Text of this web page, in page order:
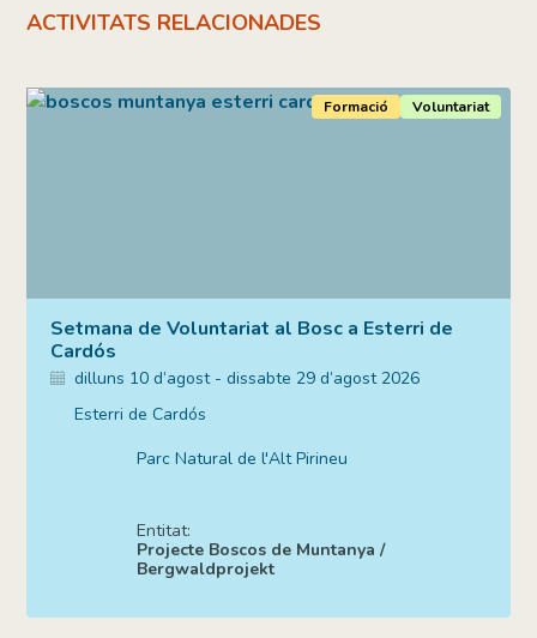
ACTIVITATS RELACIONADES
Setmana de Voluntariat al Bosc a Esterri de
Cardós
dilluns 10 d’agost - dissabte 29 d’agost 2026
Esterri de Cardós
Formació Voluntariat
Parc Natural de l'Alt Pirineu
Entitat:
Projecte Boscos de Muntanya /
Bergwaldprojekt